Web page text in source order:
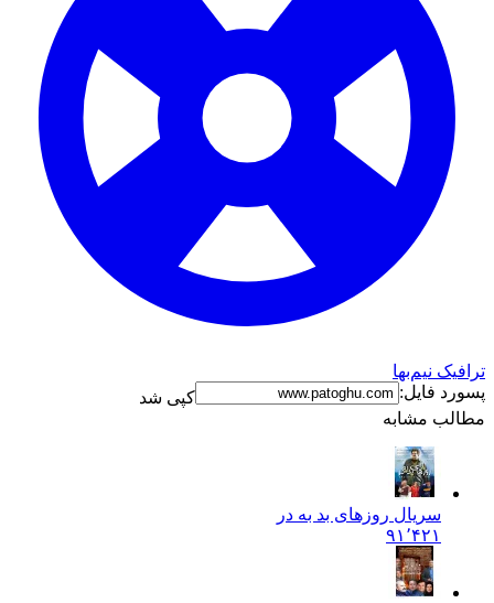
ترافیک نیم‌بها
پسورد فایل:
کپی شد
مطالب مشابه
سریال روزهای بد به در
۹۱٬۴۲۱